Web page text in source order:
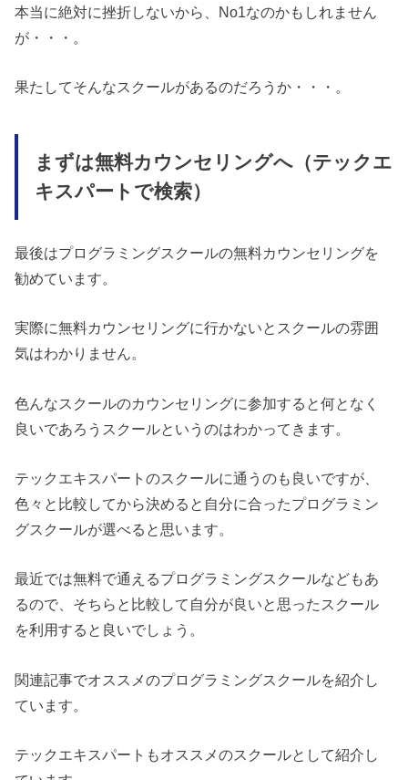
本当に絶対に挫折しないから、No1なのかもしれません
が・・・。
果たしてそんなスクールがあるのだろうか・・・。
まずは無料カウンセリングへ（テックエ
キスパートで検索）
最後はプログラミングスクールの無料カウンセリングを
勧めています。
実際に無料カウンセリングに行かないとスクールの雰囲
気はわかりません。
色んなスクールのカウンセリングに参加すると何となく
良いであろうスクールというのはわかってきます。
テックエキスパートのスクールに通うのも良いですが、
色々と比較してから決めると自分に合ったプログラミン
グスクールが選べると思います。
最近では無料で通えるプログラミングスクールなどもあ
るので、そちらと比較して自分が良いと思ったスクール
を利用すると良いでしょう。
関連記事でオススメのプログラミングスクールを紹介し
ています。
テックエキスパートもオススメのスクールとして紹介し